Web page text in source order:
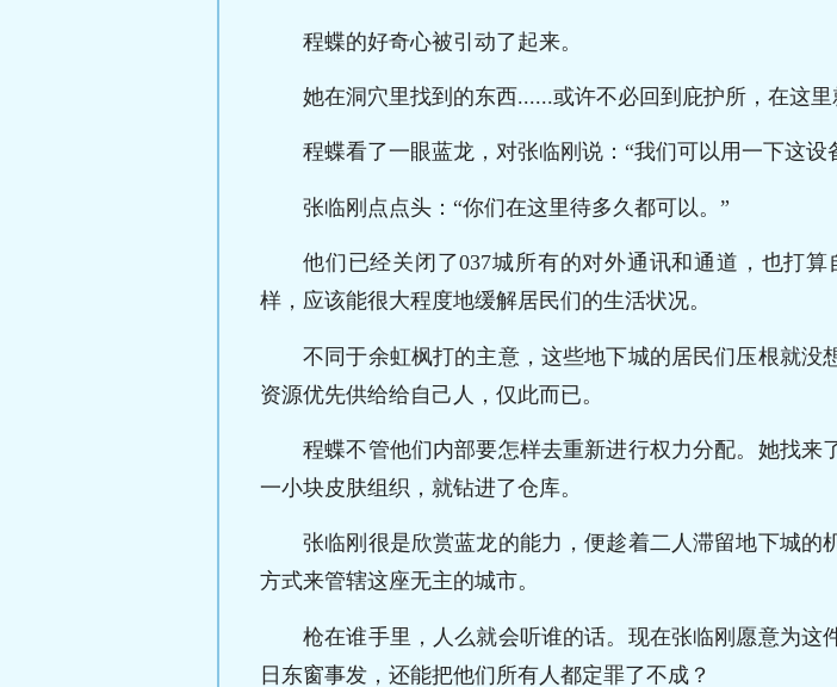
程蝶的好奇心被引动了起来。
她在洞穴里找到的东西......或许不必回到庇护所，在这里
程蝶看了一眼蓝龙，对张临刚说：“我们可以用一下这设
张临刚点点头：“你们在这里待多久都可以。”
他们已经关闭了037城所有的对外通讯和通道，也打
样，应该能很大程度地缓解居民们的生活状况。
不同于余虹枫打的主意，这些地下城的居民们压根就
资源优先供给给自己人，仅此而已。
程蝶不管他们内部要怎样去重新进行权力分配。她找
一小块皮肤组织，就钻进了仓库。
张临刚很是欣赏蓝龙的能力，便趁着二人滞留地下城
方式来管辖这座无主的城市。
枪在谁手里，人么就会听谁的话。现在张临刚愿意为
日东窗事发，还能把他们所有人都定罪了不成？